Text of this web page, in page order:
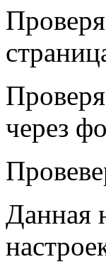
через
Данная